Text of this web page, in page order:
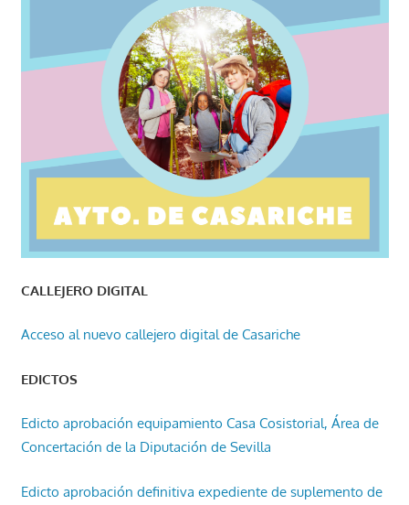
CALLEJERO DIGITAL
Acceso al nuevo callejero digital de Casariche
EDICTOS
Edicto aprobación equipamiento Casa Cosistorial, Área de
Concertación de la Diputación de Sevilla
Edicto aprobación definitiva expediente de suplemento de